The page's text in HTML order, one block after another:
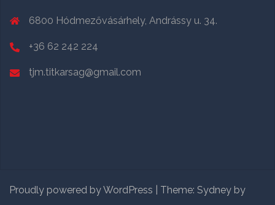
6800 Hódmezővásárhely, Andrássy u. 34.
+36 62 242 224
tjm.titkarsag@gmail.com
Proudly powered by WordPress Theme: Sydney by